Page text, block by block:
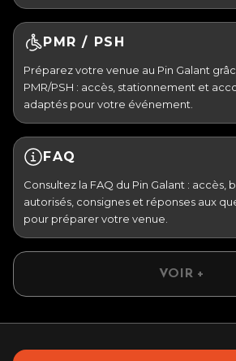
PMR / PSH
Préparez votre venue au Pin Galant
PMR/PSH : accès, stationnement et
adaptés pour votre événement.
FAQ
Consultez la FAQ du Pin Galant : accès,
autorisés, consignes et réponses aux
pour préparer votre venue.
VOIR +